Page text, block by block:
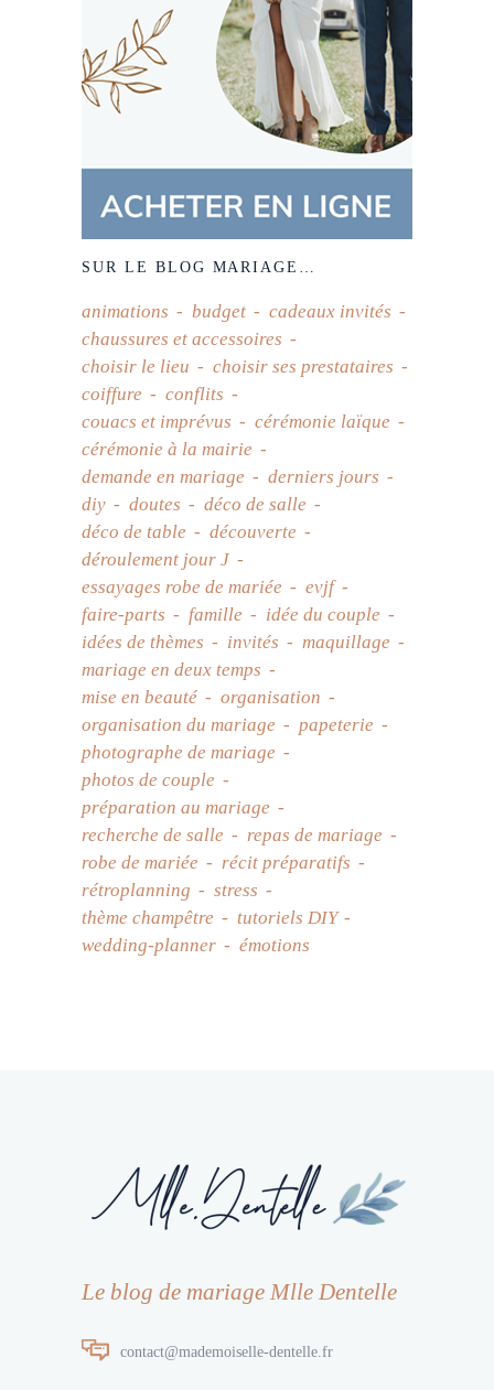
SUR LE BLOG MARIAGE…
animations budget
cadeaux invités
chaussures et accessoires
choisir le lieu
choisir ses prestataires
coiffure
conflits
couacs et imprévus
cérémonie laïque
cérémonie à la mairie
demande en mariage
derniers jours
diy
doutes
déco de salle
déco de table
découverte
déroulement jour J
essayages robe de mariée
evjf
faire-parts
famille
idée du couple
idées de thèmes
invités
maquillage
mariage en deux temps
mise en beauté
organisation
organisation du mariage
papeterie
photographe de mariage
photos de couple
préparation au mariage
recherche de salle
repas de mariage
robe de mariée
récit préparatifs
rétroplanning
stress
thème champêtre
tutoriels DIY
wedding-planner
émotions
Le blog de mariage Mlle Dentelle
contact@mademoiselle-dentelle.fr